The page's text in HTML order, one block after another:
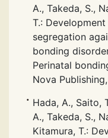
A., Takeda, S.,
T.:
segregation
bonding
Perinatal
Nova
Hada, A., Saito,
A., Takeda, S.,
Kitamura, T.: